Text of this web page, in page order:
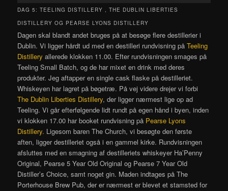
DAG 5: TEELING DISTILLERY , THE DUBLIN LIBERTIES
DISTILLERY OG PEARSE LYONS DISTILLERY
Dagen skal blandt andet bruges på at besøge flere destillerier i
Dublin. Vi ligger hårdt ud med en destilleri rundvisning påTeeling
Distillery allerede klokken 11.00. Efter rundvisningen smages på
Teeling Small Batch, og de har mixet en drink med deres
produkter. Jeg aftapper en single cask flaske på destilleriet.
Whiskeyen har lagret på bøgetræ. På vej videre drejer vi forbi
The Dublin Liberties Distillery, der ligger nærmest lige op ad
Teeling. Vi går efterfølgende lidt rundt på egen hånd i byen, inden
vi klokken 17.00 har booket rundvisning på Pearse Lyons
Distillery. Ligesom baren The Church, vi besøgte den første
aften, ligger destilleriet også i en gammel kirke. Rundvisningen
afsluttes med en smagning af destilleriets whiskeyer Ha’Penny
Original, Pearse 5 Year Old Original og Pearse 7 Year Old
Distiller’s Choice, samt noget gin. Maden indtages på The
Porterhouse Brew Pub, der er nærmest er blevet et stamsted for